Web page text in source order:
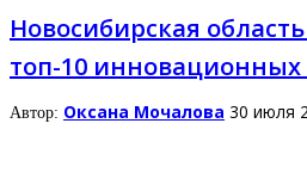
Новосибирская
топ-10 инновационных
Автор: Оксана Мочалова 30 июля